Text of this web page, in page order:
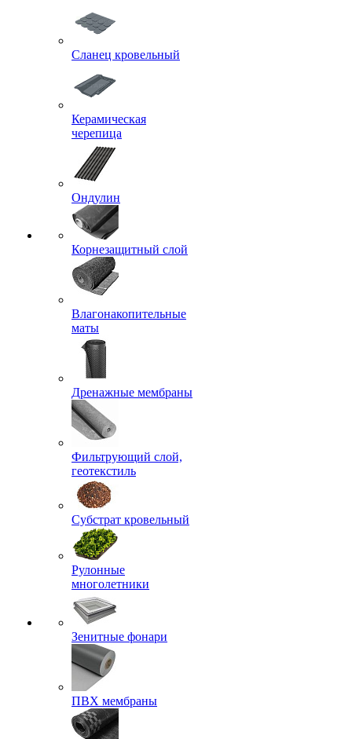
Сланец кровельный
Керамическая
черепица
Ондулин
Корнезащитный слой
Влагонакопительные
маты
Дренажные мембраны
Фильтрующий слой,
геотекстиль
Субстрат кровельный
Рулонные
многолетники
Зенитные фонари
ПВХ мембраны